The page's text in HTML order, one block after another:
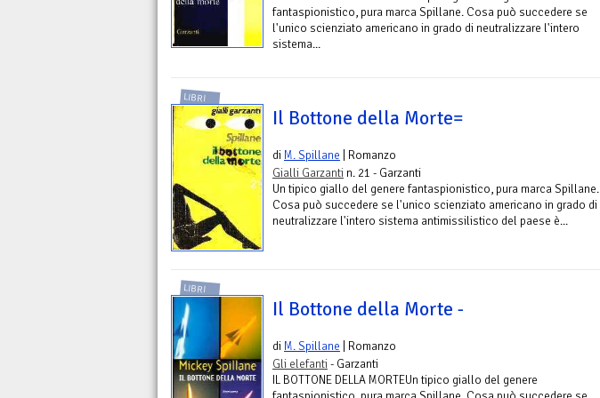
fantaspionistico, pura marca Spillane. Cosa può succedere se
l'unico scienziato americano in grado di neutralizzare l'intero
sistema...
LIBRI
Il Bottone della Morte=
di M. Spillane | Romanzo
Gialli Garzanti n. 21 - Garzanti
Un tipico giallo del genere fantaspionistico, pura marca Spillane.
Cosa può succedere se l'unico scienziato americano in grado di
neutralizzare l'intero sistema antimissilistico del paese è...
LIBRI
Il Bottone della Morte -
di M. Spillane | Romanzo
Gli elefanti - Garzanti
IL BOTTONE DELLA MORTEUn tipico giallo del genere